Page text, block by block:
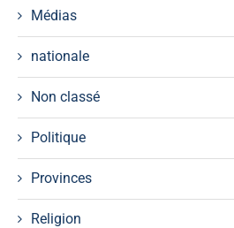
Médias
nationale
Non classé
Politique
Provinces
Religion